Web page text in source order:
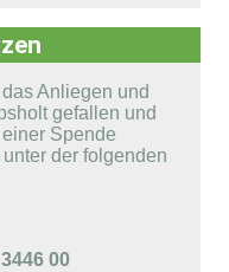
Anliegen und
gefallen und
Spende
der folgenden
00